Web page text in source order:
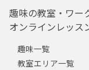
趣味の教室・ワー
オンラインレッス
趣味一覧
教室エリア一覧